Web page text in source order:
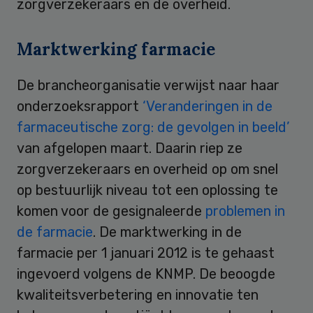
zorgverzekeraars en de overheid.
Marktwerking farmacie
De brancheorganisatie verwijst naar haar
onderzoeksrapport ‘Veranderingen in de
farmaceutische zorg: de gevolgen in beeld’
van afgelopen maart. Daarin riep ze
zorgverzekeraars en overheid op om snel
op bestuurlijk niveau tot een oplossing te
komen voor de gesignaleerde problemen in
de farmacie. De marktwerking in de
farmacie per 1 januari 2012 is te gehaast
ingevoerd volgens de KNMP. De beoogde
kwaliteitsverbetering en innovatie ten